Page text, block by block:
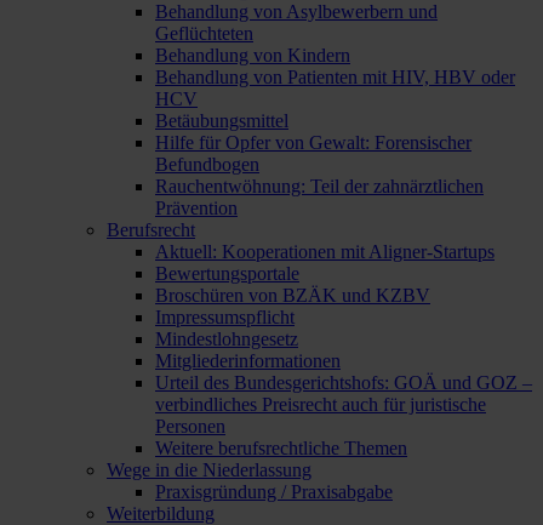
Behandlung von Asylbewerbern und
Geflüchteten
Behandlung von Kindern
Behandlung von Patienten mit HIV, HBV oder
HCV
Betäubungsmittel
Hilfe für Opfer von Gewalt: Forensischer
Befundbogen
Rauchentwöhnung: Teil der zahnärztlichen
Prävention
Berufsrecht
Aktuell: Kooperationen mit Aligner-Startups
Bewertungsportale
Broschüren von BZÄK und KZBV
Impressumspflicht
Mindestlohngesetz
Mitgliederinformationen
Urteil des Bundesgerichtshofs: GOÄ und GOZ –
verbindliches Preisrecht auch für juristische
Personen
Weitere berufsrechtliche Themen
Wege in die Niederlassung
Praxisgründung / Praxisabgabe
Weiterbildung